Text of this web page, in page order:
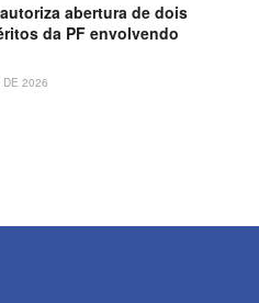
abertura de dois
da PF envolvendo
DE 2026